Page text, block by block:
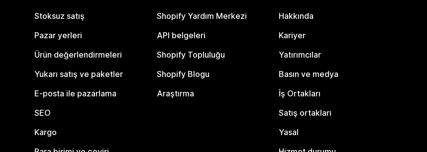
Stoksuz satış
Pazar yerleri
Ürün değerlendirmeleri
Yukarı satış ve paketler
E-posta ile pazarlama
SEO
Kargo
Shopify Yardım Merkezi
API belgeleri
Shopify Topluluğu
Shopify Blogu
Araştırma
Hakkında
Kariyer
Yatırımcılar
Basın ve medya
İş Ortakları
Satış ortakları
Yasal